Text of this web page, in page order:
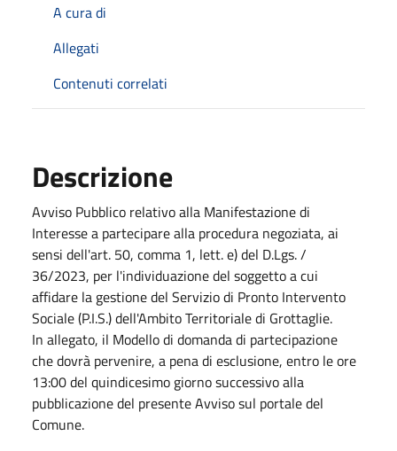
A cura di
Allegati
Contenuti correlati
Descrizione
Avviso Pubblico relativo alla Manifestazione di
Interesse a partecipare alla procedura negoziata, ai
sensi dell'art. 50, comma 1, lett. e) del D.Lgs. /
36/2023, per l'individuazione del soggetto a cui
affidare la gestione del Servizio di Pronto Intervento
Sociale (P.I.S.) dell'Ambito Territoriale di Grottaglie.
In allegato, il Modello di domanda di partecipazione
chedovrà pervenire, a pena di esclusione, entro le ore
13:00 del quindicesimo giorno successivo alla
pubblicazione del presente Avviso sul portale del
Comune.